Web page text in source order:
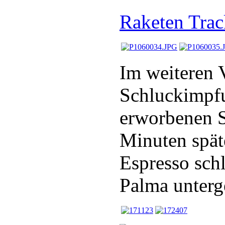
Raketen
Im weiteren
erworbenen
Minuten
Espresso
Palma